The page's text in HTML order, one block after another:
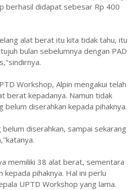
berhasil didapat sebesar Rp 400
alat berat itu kita tidak tahu, itu
bulan sebelumnya dengan PAD
Workshop, Alpin mengakui telah
berat kepadanya. Namun tidak
diserahkan kepada pihaknya.
diserahkan, sampai sekarang
memiliki 38 alat berat, sementara
kepada pihaknya. Hal ini perlu
UPTD Workshop yang lama.